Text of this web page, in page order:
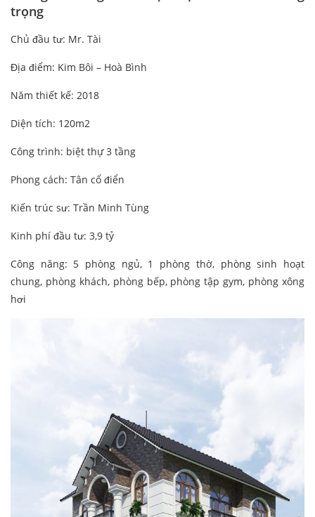
trọng
Chủ đầu tư: Mr. Tài
Địa điểm: Kim Bôi – Hoà Bình
Năm thiết kế: 2018
Diện tích: 120m2
Công trình: biệt thự 3 tầng
Phong cách: Tân cổ điển
Kiến trúc sư: Trần Minh Tùng
Kinh phí đầu tư: 3,9 tỷ
Công năng: 5 phòng ngủ, 1 phòng thờ, phòng sinh hoạt
chung, phòng khách, phòng bếp, phòng tập gym, phòng xông
hơi